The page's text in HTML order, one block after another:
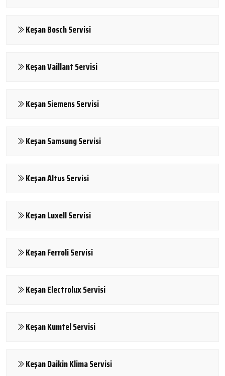
Keşan Bosch Servisi
Keşan Vaillant Servisi
Keşan Siemens Servisi
Keşan Samsung Servisi
Keşan Altus Servisi
Keşan Luxell Servisi
Keşan Ferroli Servisi
Keşan Electrolux Servisi
Keşan Kumtel Servisi
Keşan Daikin Klima Servisi